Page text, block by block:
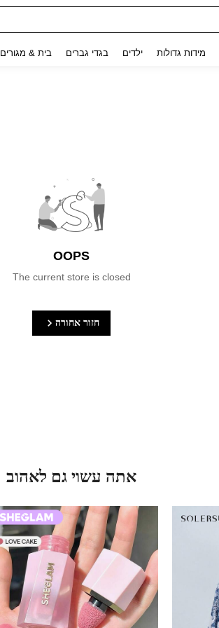
מידות גדולות ילדים בגדי גברים בית & מגורים
OOPS
The current store is closed
חזור אחורה
אתה עשוי גם לאהוב